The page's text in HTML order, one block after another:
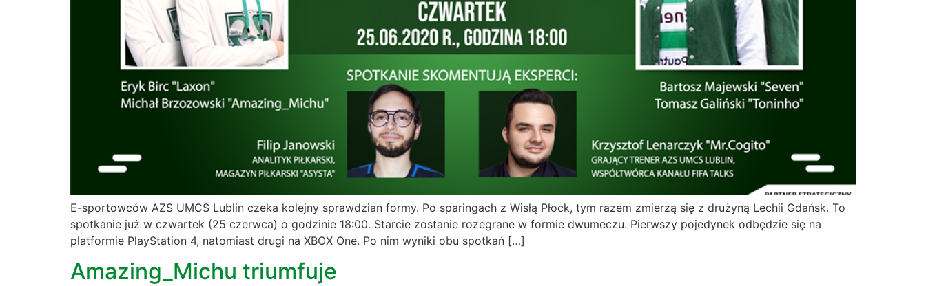
E-sportowców AZS UMCS Lublin czeka kolejny sprawdzian formy. Po sparingach z Wisłą Płock, tym razem zmierzą się z drużyną Lechii Gdańsk. To
spotkanie już w czwartek (25 czerwca) o godzinie 18:00. Starcie zostanie rozegrane w formie dwumeczu. Pierwszy pojedynek odbędzie się na
platformie PlayStation 4, natomiast drugi na XBOX One. Po nim wyniki obu spotkań […]
Amazing_Michu triumfuje